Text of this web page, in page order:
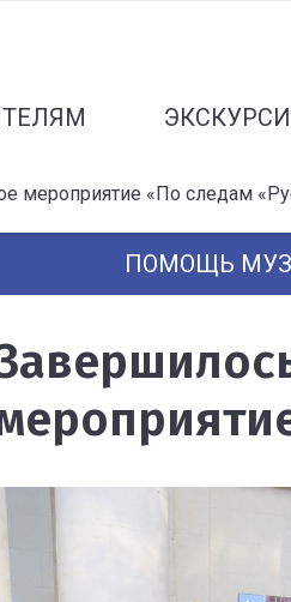
мероприятие «По следам
ПОМОЩЬ